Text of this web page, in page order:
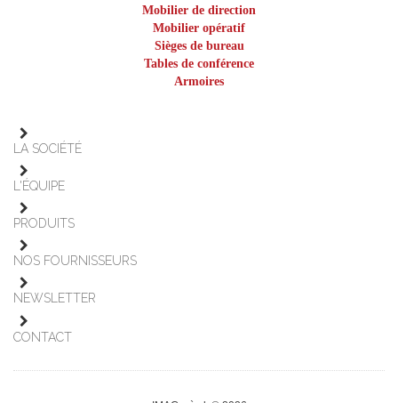
Mobilier de direction
Mobilier opératif
Sièges de bureau
Tables de conférence
Armoires
LA SOCIÉTÉ
L'ÉQUIPE
PRODUITS
NOS FOURNISSEURS
NEWSLETTER
CONTACT